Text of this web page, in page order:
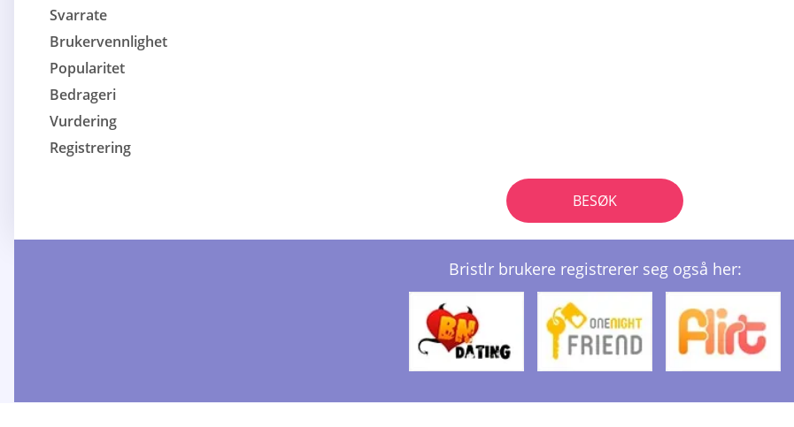
Svarrate
Brukervennlighet
Popularitet
Bedrageri
Vurdering
Registrering
BESØK
Bristlr brukere registrerer seg også her: